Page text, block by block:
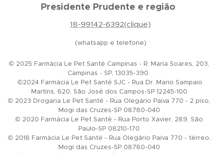
Presidente Prudente e região
18-99142-6392(clique)
(whatsapp e telefone)
© 2025 Farmácia Le Pet Santé Campinas - R. Maria Soares, 203,
Campinas - SP, 13035-390
©2024 Farmácia Le Pet Santé SJC - Rua Dr. Mario Sampaio
Martins, 620, São José dos Campos-SP 12245-100
© 2023 Drogaria Le Pet Santé - Rua Olegário Paiva 770 - 2 piso,
Mogi das Cruzes-SP 08780-040
© 2020 Farmácia Le Pet Santé - Rua Porto Xavier, 289, São
Paulo-SP 08210-170
© 2018 Farmácia Le Pet Santé - Rua Olegário Paiva 770 - térreo,
Mogi das Cruzes-SP 08780-040